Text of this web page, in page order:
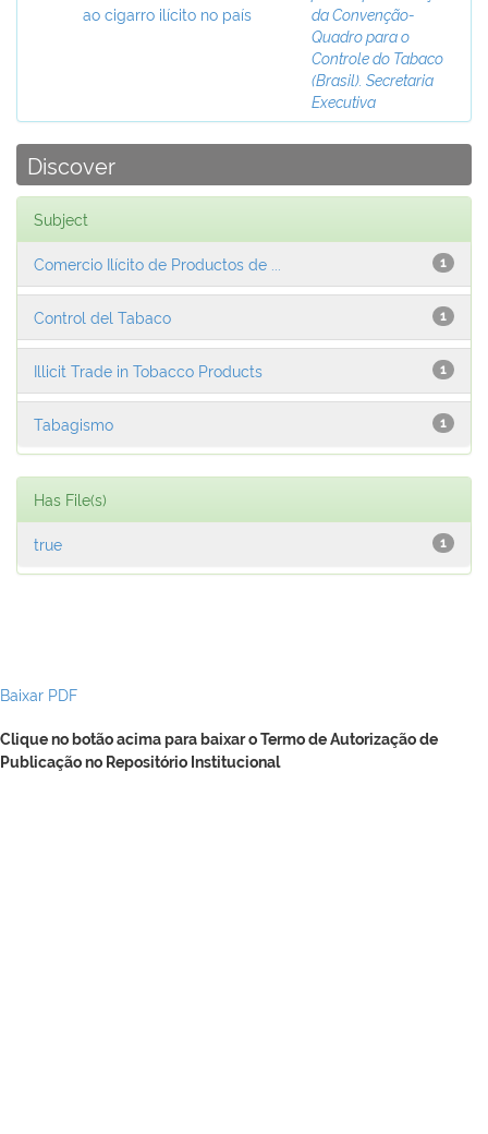
ao cigarro ilícito no país
da Convenção-
Quadro para o
Controle do Tabaco
(Brasil). Secretaria
Executiva
Discover
Subject
1
Comercio Ilícito de Productos de ...
1
Control del Tabaco
1
Illicit Trade in Tobacco Products
1
Tabagismo
Has File(s)
1
true
Baixar PDF
Clique no botão acima para baixar o Termo de Autorização de
Publicação no Repositório Institucional